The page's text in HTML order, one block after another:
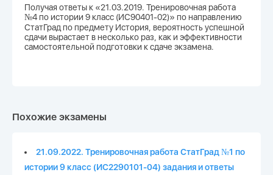
Получая ответы к «21.03.2019. Тренировочная работа
№4 по истории 9 класс (ИС90401-02)» по направлению
СтатГрад по предмету История, вероятность успешной
сдачи вырастает в несколько раз, как и эффективности
самостоятельной подготовки к сдаче экзамена.
Похожие экзамены
21.09.2022. Тренировочная работа СтатГрад №1 по
истории 9 класс (ИС2290101-04) задания и ответы